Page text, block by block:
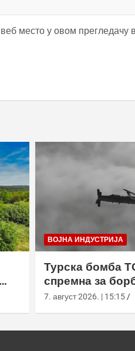
место у овом
ВОЈНА ИНДУСТРИЈА
Турска бомба
спремна за
употребу
7. август 2026. | 15:15